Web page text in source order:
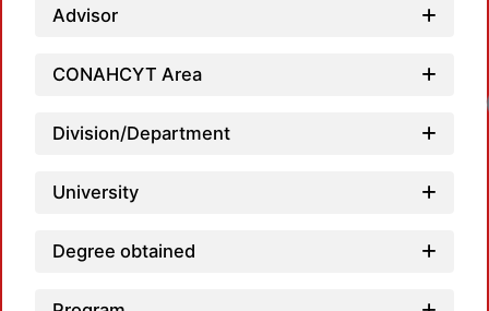
Advisor
CONAHCYT Area
Division/Department
University
Degree obtained